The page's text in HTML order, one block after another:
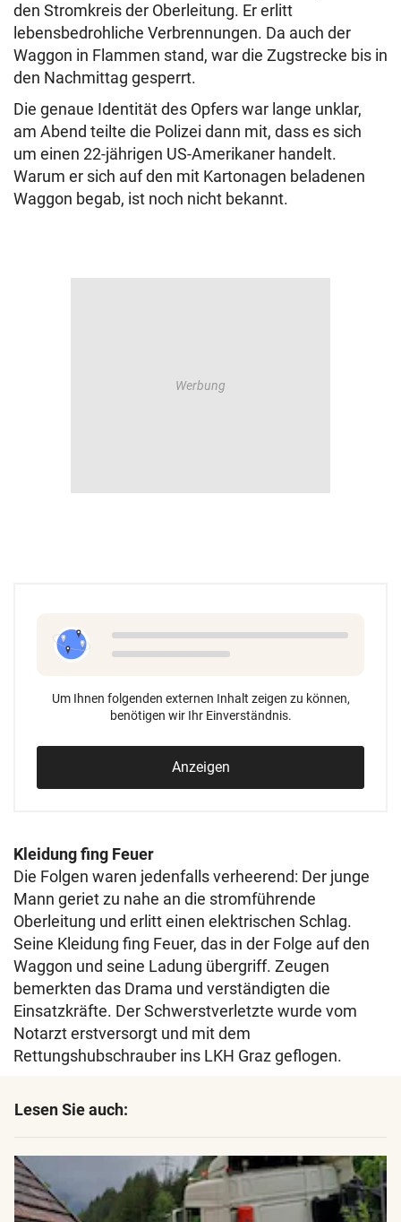
den Stromkreis der Oberleitung. Er erlitt
lebensbedrohliche Verbrennungen. Da auch der
Waggon in Flammen stand, war die Zugstrecke bis in
den Nachmittag gesperrt.
Die genaue Identität des Opfers war lange unklar,
am Abend teilte die Polizei dann mit, dass es sich
um einen 22-jährigen US-Amerikaner handelt.
Warum er sich auf den mit Kartonagen beladenen
Waggon begab, ist noch nicht bekannt.
Um Ihnen folgenden externen Inhalt zeigen zu können,
benötigen wir Ihr Einverständnis.
Anzeigen
Kleidung fing Feuer
Die Folgen waren jedenfalls verheerend: Der junge
Mann geriet zu nahe an die stromführende
Oberleitung und erlitt einen elektrischen Schlag.
Seine Kleidung fing Feuer, das in der Folge auf den
Waggon und seine Ladung übergriff. Zeugen
bemerkten das Drama und verständigten die
Einsatzkräfte. Der Schwerstverletzte wurde vom
Notarzt erstversorgt und mit dem
Rettungshubschrauber ins LKH Graz geflogen.
Lesen Sie auch: